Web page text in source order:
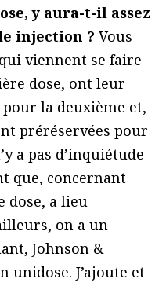
y aura-t-il assez
injection ? Vous
viennent se faire
dose, ont leur
la deuxième et,
préréservées pour
a pas d’inquiétude
que, concernant
dose, a lieu
on a un
Johnson &
unidose. J’ajoute et